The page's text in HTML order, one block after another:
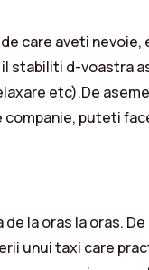
care aveti nevoie,
stabiliti d-voastra
etc).De
puteti
la oras la oras.
unui taxi care